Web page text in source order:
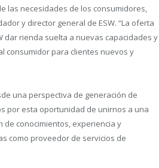
las necesidades de los consumidores,
y director general de ESW. “La oferta
dar rienda suelta a nuevas capacidades y
consumidor para clientes nuevos y
una perspectiva de generación de
por esta oportunidad de unirnos a una
de conocimientos, experiencia y
como proveedor de servicios de